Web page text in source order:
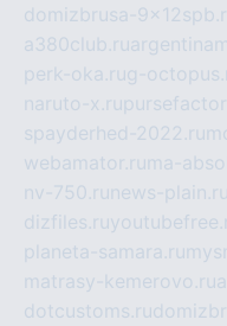
domizbrusa-
a380club.ru
perk-oka.rug-
naruto-x.ru
spayderhed-2022.ru
webamator.ru ma-
nv-750.ru news-plain.ru
dizfiles.ru
planeta-samara.ru
matrasy-kemerovo.ru
dotcustoms.ru